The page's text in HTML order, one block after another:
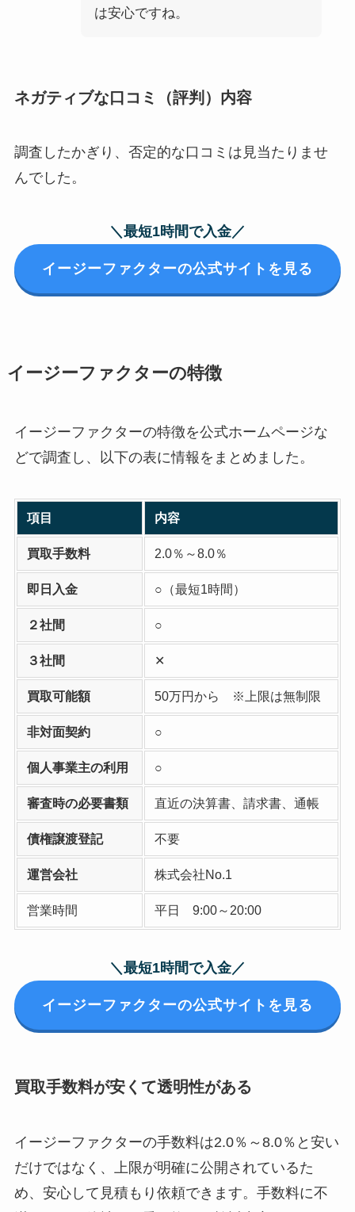
は安心ですね。
ネガティブな口コミ（評判）内容
調査したかぎり、否定的な口コミは見当たりませ
んでした。
＼最短1時間で入金／
イージーファクターの公式サイトを見る
イージーファクターの特徴
イージーファクターの特徴を公式ホームページな
どで調査し、以下の表に情報をまとめました。
項目 内容
買取手数料 2.0％～8.0％
即日入金 ○（最短1時間）
２社間 ○
３社間 ✕
買取可能額 50万円から ※上限は無制限
非対面契約 ○
個人事業主の利用 ○
審査時の必要書類 直近の決算書、請求書、通帳
債権譲渡登記 不要
運営会社 株式会社No.1
営業時間 平日 9:00～20:00
＼最短1時間で入金／
イージーファクターの公式サイトを見る
買取手数料が安くて透明性がある
イージーファクターの手数料は2.0％～8.0％と安い
だけではなく、上限が明確に公開されているた
め、安心して見積もり依頼できます。手数料に不